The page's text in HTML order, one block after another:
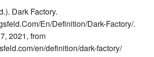
Dark Factory.
En/Definition/Dark-Factory/.
2021, from
en/definition/dark-factory/